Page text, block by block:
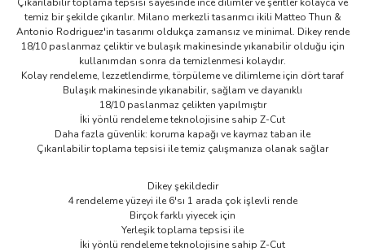
temiz bir şekilde çıkarılır. Milano merkezli tasarımcı ikili Matteo Thun &
Antonio Rodriguez'in tasarımı oldukça zamansız ve minimal. Dikey rende
18/10 paslanmaz çeliktir ve bulaşık makinesinde yıkanabilir olduğu için
kullanımdan sonra da temizlenmesi kolaydır.
Kolay rendeleme, lezzetlendirme, törpüleme ve dilimleme için dört taraf
Bulaşık makinesinde yıkanabilir, sağlam ve dayanıklı
18/10 paslanmaz çelikten yapılmıştır
İki yönlü rendeleme teknolojisine sahip Z-Cut
Daha fazla güvenlik: koruma kapağı ve kaymaz taban ile
Çıkarılabilir toplama tepsisi ile temiz çalışmanıza olanak sağlar
Dikey şekildedir
4 rendeleme yüzeyi ile 6'sı 1 arada çok işlevli rende
Birçok farklı yiyecek için
Yerleşik toplama tepsisi ile
İki yönlü rendeleme teknolojisine sahip Z-Cut